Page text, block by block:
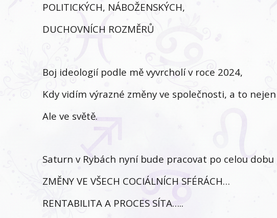
POLITICKÝCH, NÁBOŽENSKÝCH,
DUCHOVNÍCH ROZMĚRŮ
Boj ideologií podle mě vyvrcholí v roce 2024,
Kdy vidím výrazné změny ve společnosti, a to
Ale ve světě.
Saturn v Rybách nyní bude pracovat po celou
ZMĚNY VE VŠECH COCIÁLNÍCH SFÉRÁCH…
RENTABILITA A PROCES SÍTA…..